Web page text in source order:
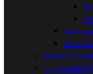
Dual
RÁDIOS
 